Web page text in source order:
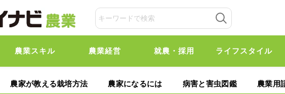
農業スキル 農業経営 就農・採用 ライフスタイル
農家が教える栽培方法 農家になるには 病害と害虫図鑑 農業用